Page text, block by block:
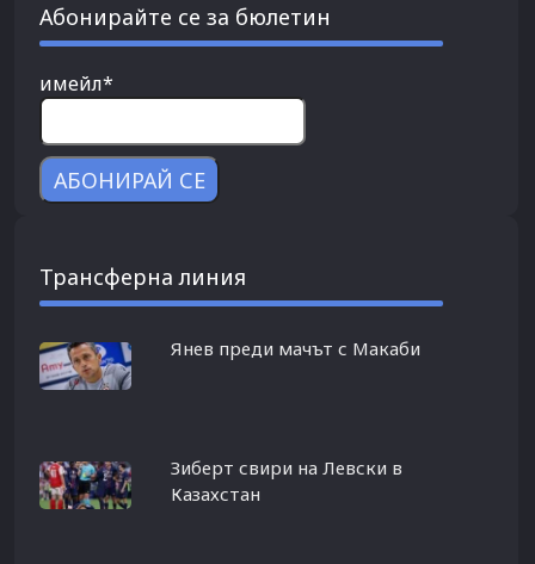
Абонирайте се за бюлетин
имейл*
Трансферна линия
Янев преди мачът с Макаби
Зиберт свири на Левски в
Казахстан